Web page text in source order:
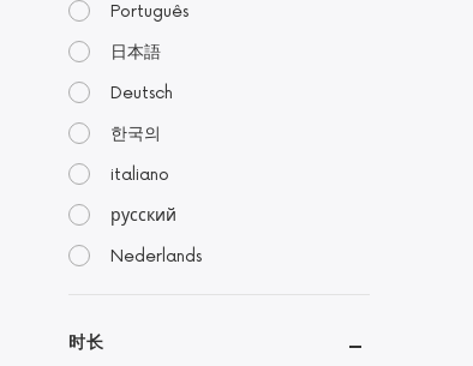
Português
日本語
Deutsch
한국의
italiano
русский
Nederlands
时长